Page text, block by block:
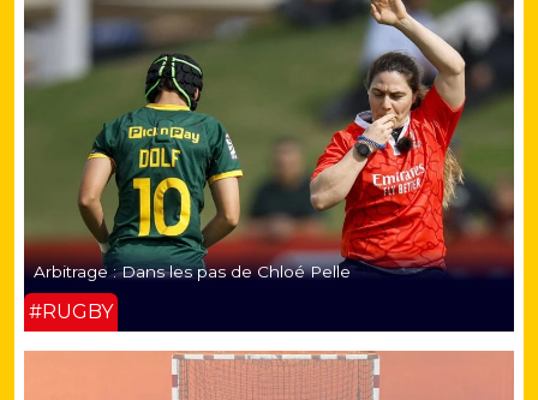
Arbitrage : Dans les pas de Chloé Pelle
#RUGBY